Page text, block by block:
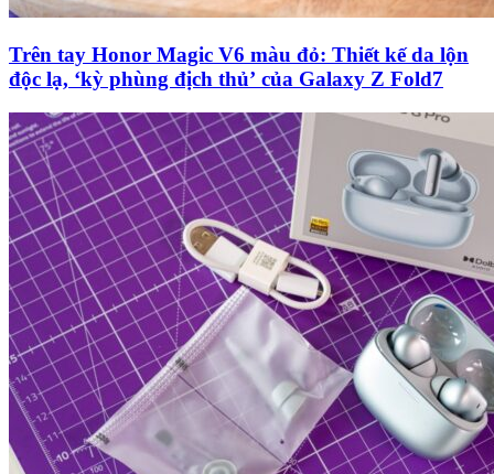
Trên tay Honor Magic V6 màu đỏ: Thiết kế da lộn
độc lạ, ‘kỳ phùng địch thủ’ của Galaxy Z Fold7